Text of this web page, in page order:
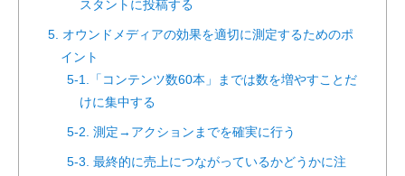
スタントに投稿する
5. オウンドメディアの効果を適切に測定するためのポ
イント
5-1.「コンテンツ数60本」までは数を増やすことだ
けに集中する
5-2. 測定→アクションまでを確実に行う
5-3. 最終的に売上につながっているかどうかに注